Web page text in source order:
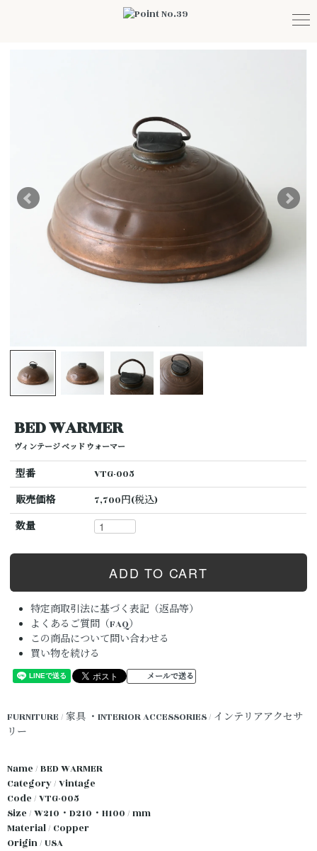
BED WARMER
ヴィンテージ ベッド ウォーマー
型番
VTG-005
販売価格
7,700円(税込)
数量
特定商取引法に基づく表記（返品等）
よくあるご質問（FAQ）
この商品について問い合わせる
買い物を続ける
メールで送る
FURNITURE / 家具 ・INTERIOR ACCESSORIES / インテリアアクセサ
リー
Name / BED WARMER
Category / Vintage
Code / VTG-005
Size / W210・D210・H100 / mm
Material / Copper
Origin / USA